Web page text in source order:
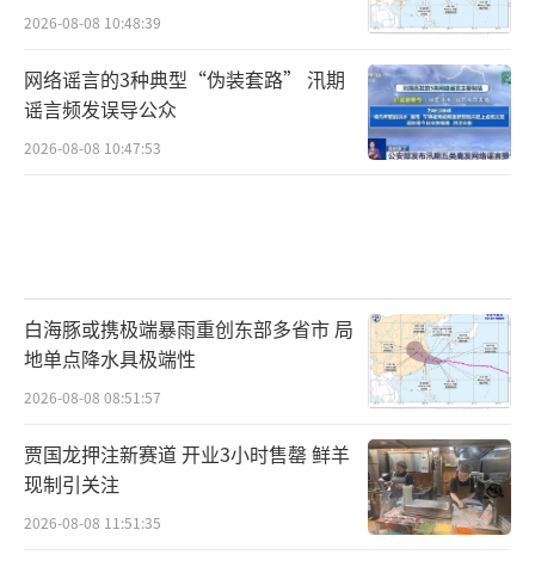
2026-08-08 10:48:39
网络谣言的3种典型“伪装套路” 汛期
谣言频发误导公众
2026-08-08 10:47:53
白海豚或携极端暴雨重创东部多省市 局
地单点降水具极端性
2026-08-08 08:51:57
贾国龙押注新赛道 开业3小时售罄 鲜羊
现制引关注
2026-08-08 11:51:35